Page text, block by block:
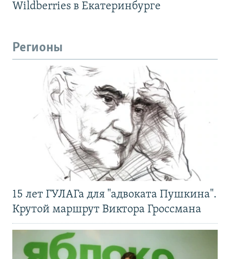
Wildberries в Екатеринбурге
Регионы
15 лет ГУЛАГа для "адвоката Пушкина".
Крутой маршрут Виктора Гроссмана